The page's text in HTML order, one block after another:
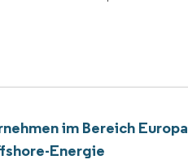
im Bereich Europa
Energie